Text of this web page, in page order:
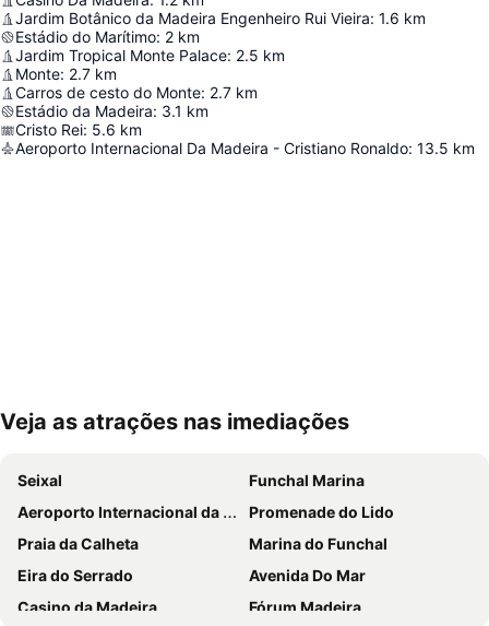
Jardim Botânico da Madeira Engenheiro Rui Vieira: 1.6 km
Estádio do Marítimo: 2 km
Jardim Tropical Monte Palace: 2.5 km
Monte: 2.7 km
Carros de cesto do Monte: 2.7 km
Estádio da Madeira: 3.1 km
Cristo Rei: 5.6 km
Aeroporto Internacional Da Madeira - Cristiano Ronaldo: 13.5 km
Ampliar mapa
Veja as atrações nas imediações
Seixal
Funchal Marina
Aeroporto Internacional da Madeira Cristiano Ronaldo
Promenade do Lido
Praia da Calheta
Marina do Funchal
Eira do Serrado
Avenida Do Mar
Casino da Madeira
Fórum Madeira